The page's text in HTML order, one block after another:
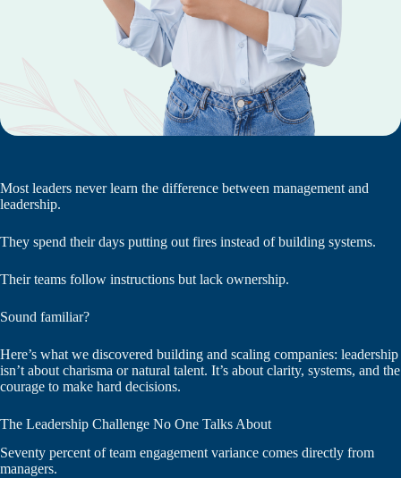
Most leaders never learn the difference between management and
leadership.
They spend their days putting out fires instead of building systems.
Their teams follow instructions but lack ownership.
Sound familiar?
Here’s what we discovered building and scaling companies: leadership
isn’t about charisma or natural talent. It’s about clarity, systems, and the
courage to make hard decisions.
The Leadership Challenge No One Talks About
Seventy percent of team engagement variance comes directly from
managers.